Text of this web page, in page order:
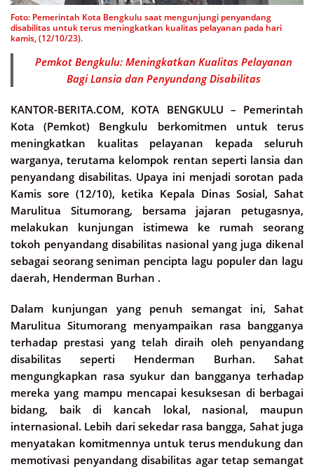
Foto: Pemerintah Kota Bengkulu saat mengunjungi penyandang
disabilitas untuk terus meningkatkan kualitas pelayanan pada hari
kamis, (12/10/23).
Pemkot Bengkulu: Meningkatkan Kualitas Pelayanan
Bagi Lansia dan Penyundang Disabilitas
KANTOR-BERITA.COM, KOTA BENGKULU – Pemerintah
Kota (Pemkot) Bengkulu berkomitmen untuk terus
meningkatkan kualitas pelayanan kepada seluruh
warganya, terutama kelompok rentan seperti lansia dan
penyandang disabilitas. Upaya ini menjadi sorotan pada
Kamis sore (12/10), ketika Kepala Dinas Sosial, Sahat
Marulitua Situmorang, bersama jajaran petugasnya,
melakukan kunjungan istimewa ke rumah seorang
tokoh penyandang disabilitas nasional yang juga dikenal
sebagai seorang seniman pencipta lagu populer dan lagu
daerah, Henderman Burhan .
Dalam kunjungan yang penuh semangat ini, Sahat
Marulitua Situmorang menyampaikan rasa bangganya
terhadap prestasi yang telah diraih oleh penyandang
disabilitas seperti Henderman Burhan. Sahat
mengungkapkan rasa syukur dan bangganya terhadap
mereka yang mampu mencapai kesuksesan di berbagai
bidang, baik di kancah lokal, nasional, maupun
internasional. Lebih dari sekedar rasa bangga, Sahat juga
menyatakan komitmennya untuk terus mendukung dan
memotivasi penyandang disabilitas agar tetap semangat